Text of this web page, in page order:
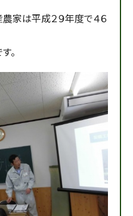
家は平成２９年度で４６
。